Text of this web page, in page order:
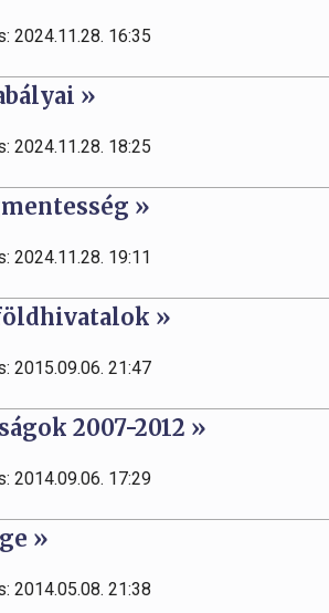
2024.11.28. 16:35
»
2024.11.28. 18:25
»
2024.11.28. 19:11
»
2015.09.06. 21:47
2007-2012 »
2014.09.06. 17:29
»
2014.05.08. 21:38